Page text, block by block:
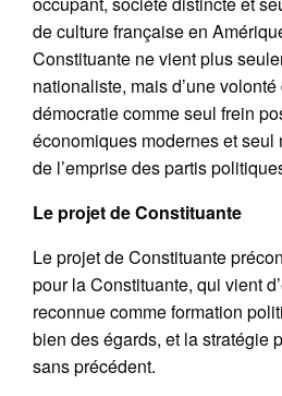
de culture française en
Constituante ne vient plus
nationaliste, mais d’une
démocratie comme seul frein
économiques modernes et seul
de l’emprise des partis
Le projet de Constituante
Le projet de Constituante
pour la Constituante, qui vient
reconnue comme formation
bien des égards, et la stratégie
sans précédent.